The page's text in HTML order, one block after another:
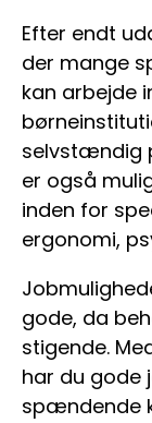
Efter endt
der mange
kan arbejde
selvstændig
er også
inden for
ergonomi,
gode, da
stigende.
har du gode
spændende